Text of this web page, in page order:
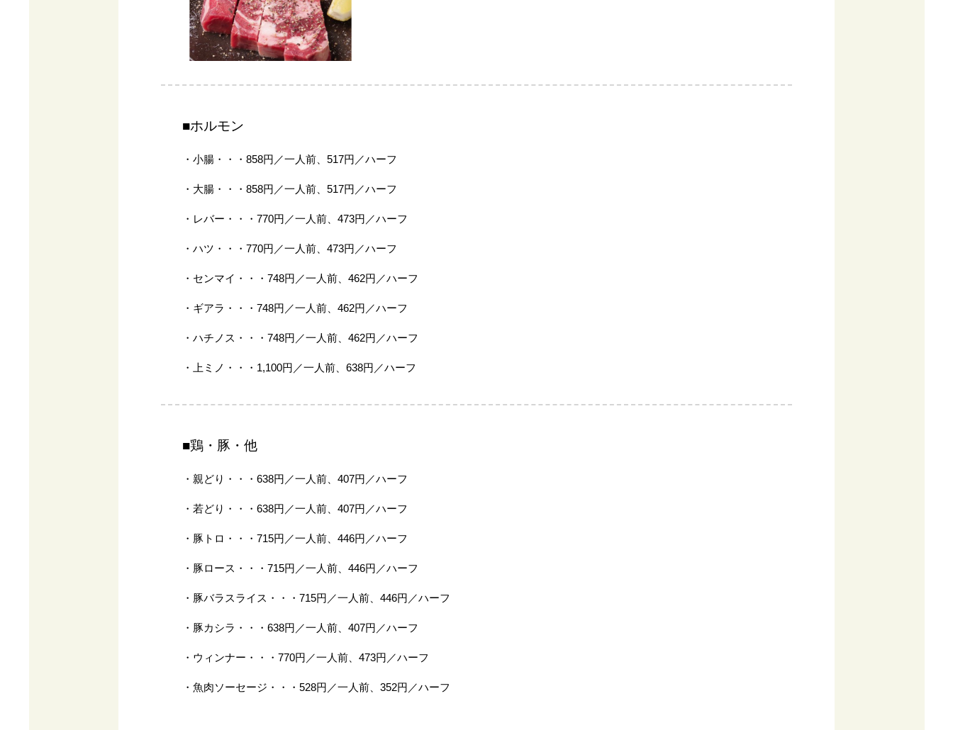
■ホルモン
・小腸・・・858円／一人前、517円／ハーフ
・大腸・・・858円／一人前、517円／ハーフ
・レバー・・・770円／一人前、473円／ハーフ
・ハツ・・・770円／一人前、473円／ハーフ
・センマイ・・・748円／一人前、462円／ハーフ
・ギアラ・・・748円／一人前、462円／ハーフ
・ハチノス・・・748円／一人前、462円／ハーフ
・上ミノ・・・1,100円／一人前、638円／ハーフ
■鶏・豚・他
・親どり・・・638円／一人前、407円／ハーフ
・若どり・・・638円／一人前、407円／ハーフ
・豚トロ・・・715円／一人前、446円／ハーフ
・豚ロース・・・715円／一人前、446円／ハーフ
・豚バラスライス・・・715円／一人前、446円／ハーフ
・豚カシラ・・・638円／一人前、407円／ハーフ
・ウィンナー・・・770円／一人前、473円／ハーフ
・魚肉ソーセージ・・・528円／一人前、352円／ハーフ